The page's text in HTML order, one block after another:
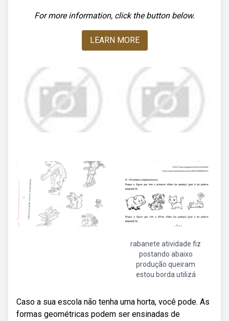
For more information, click the button below.
LEARN MORE
rabanete atividade fiz
postando abaixo
produção queiram
estou borda utilizá
Caso a sua escola não tenha uma horta, você pode. As
formas geométricas podem ser ensinadas de